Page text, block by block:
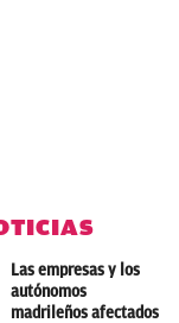
Las empresas y los
autónomos
madrileños afectados